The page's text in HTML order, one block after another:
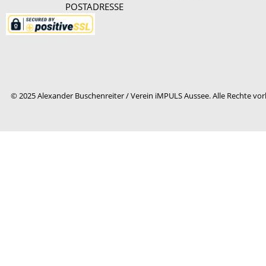
© 2025 Alexander Buschenreiter / Verein iMPULS Aussee. Alle Rechte